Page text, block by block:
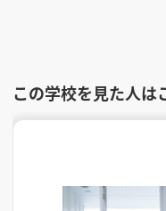
この学校を見た人は